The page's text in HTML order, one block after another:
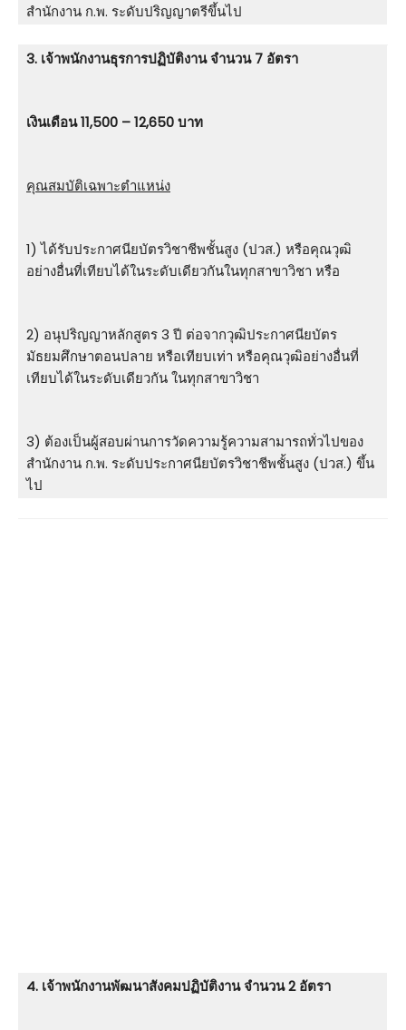
สำนักงาน ก.พ. ระดับปริญญาตรีขึ้นไป
3. เจ้าพนักงานธุรการปฏิบัติงาน จำนวน 7 อัตรา
เงินเดือน 11,500 – 12,650 บาท
คุณสมบัติเฉพาะตำแหน่ง
1) ได้รับประกาศนียบัตรวิชาชีพชั้นสูง (ปวส.) หรือคุณวุฒิ
อย่างอื่นที่เทียบได้ในระดับเดียวกันในทุกสาขาวิชา หรือ
2) อนุปริญญาหลักสูตร 3 ปี ต่อจากวุฒิประกาศนียบัตร
มัธยมศึกษาตอนปลาย หรือเทียบเท่า หรือคุณวุฒิอย่างอื่นที่
เทียบได้ในระดับเดียวกัน ในทุกสาขาวิชา
3) ต้องเป็นผู้สอบผ่านการวัดความรู้ความสามารถทั่วไปของ
สำนักงาน ก.พ. ระดับประกาศนียบัตรวิชาชีพชั้นสูง (ปวส.) ขึ้น
ไป
4. เจ้าพนักงานพัฒนาสังคมปฏิบัติงาน จำนวน 2 อัตรา